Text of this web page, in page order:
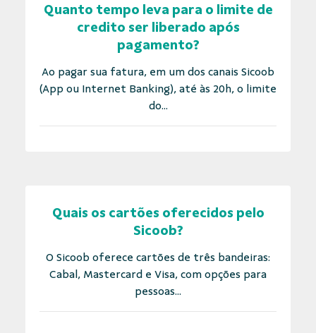
Quanto tempo leva para o limite de
credito ser liberado após
pagamento?
Ao pagar sua fatura, em um dos canais Sicoob
(App ou Internet Banking), até às 20h, o limite
do...
Quais os cartões oferecidos pelo
Sicoob?
O Sicoob oferece cartões de três bandeiras:
Cabal, Mastercard e Visa, com opções para
pessoas...